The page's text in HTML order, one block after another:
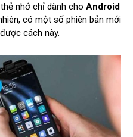
nhớ chỉ dành cho Android
có một số phiên bản mới
cách này.